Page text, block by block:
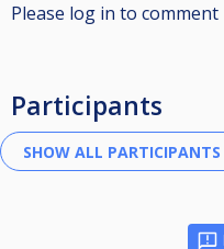
Please log in to comment
Participants